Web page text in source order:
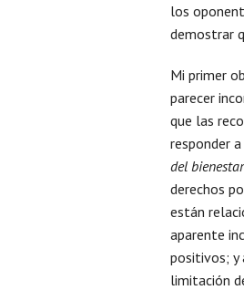
los
demostrar
Mi primer
parecer
que las
responder
del
derechos
están
aparente
positivos; y
limitación